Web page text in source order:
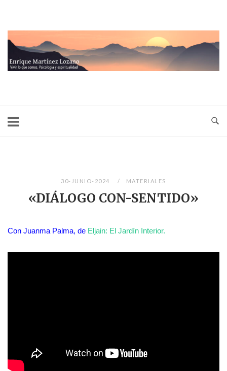
contenido
30-JUNIO-2024 MATERIALES
«DIÁLOGO CON-SENTIDO»
Con Juanma Palma, de Eljain: El Jardín Interior.